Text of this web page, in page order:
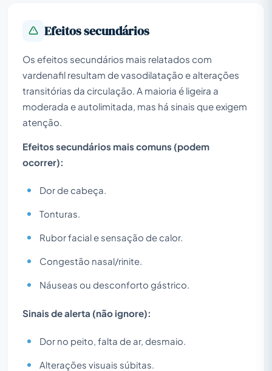
Efeitos secundários
Os efeitos secundários mais relatados com
vardenafil resultam de vasodilatação e alterações
transitórias da circulação. A maioria é ligeira a
moderada e autolimitada, mas há sinais que exigem
atenção.
Efeitos secundários mais comuns (podem
ocorrer):
Dor de cabeça.
Tonturas.
Rubor facial e sensação de calor.
Congestão nasal/rinite.
Náuseas ou desconforto gástrico.
Sinais de alerta (não ignore):
Dor no peito, falta de ar, desmaio.
Alterações visuais súbitas.